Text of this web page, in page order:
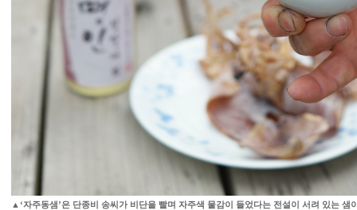
▲‘자주동샘’은 단종비 송씨가 비단을 빨며 자주색 물감이 들었다는 전설이 서려 있는 샘